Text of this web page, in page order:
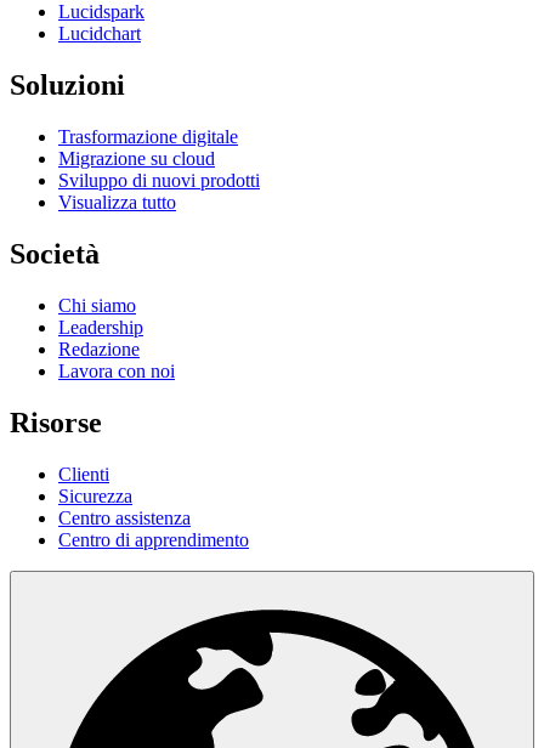
Lucidspark
Lucidchart
Soluzioni
Trasformazione digitale
Migrazione su cloud
Sviluppo di nuovi prodotti
Visualizza tutto
Società
Chi siamo
Leadership
Redazione
Lavora con noi
Risorse
Clienti
Sicurezza
Centro assistenza
Centro di apprendimento